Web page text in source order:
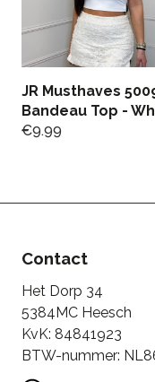
JR Musthaves
Bandeau Top -
€9.99
Contact
Het Dorp 34
5384MC Heesch
KvK: 84841923
BTW-nummer: